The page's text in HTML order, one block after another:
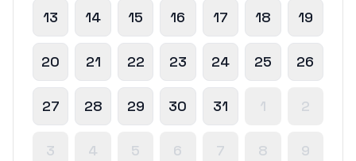
13 14 15 16 17 18 19
20 21 22 23 24 25 26
27 28 29 30 31 1 2
3 4 5 6 7 8 9